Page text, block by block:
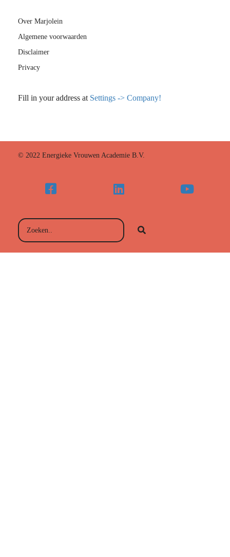
Over Marjolein
Algemene voorwaarden
Disclaimer
Privacy
Fill in your address at Settings -> Company!
© 2022 Energieke Vrouwen Academie B.V.